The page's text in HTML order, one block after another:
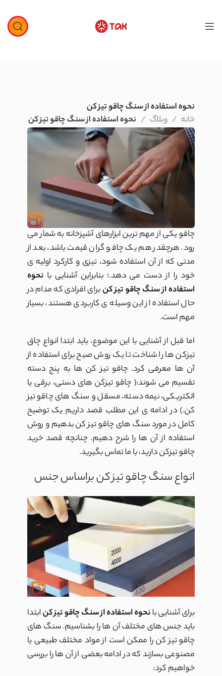
نحوه استفاده از سنگ چاقو تیز کن
خانه
وبلاگ نحوه استفاده از سنگ چاقو تیز کن
چاقو یکی از مهم ترین ابزارهای آشپزخانه به شمار می
رود. هرچقدر هم یک چاقو گران قیمت باشد، بعد از
مدتی که از آن استفاده شود، تیزی و کارکرد اولیه ی
خود را از دست می دهد.؛ بنابراین آشنایی با نحوه
استفاده از سنگ چاقو تیز کنبرای افرادی که مدام در
حال استفاده از این وسیله ی کاربردی هستند، بسیار
مهم است.
اما قبل از آشنایی با این موضوع، باید ابتدا انواع چاق
تیزکن ها را شناخت تا یک روش صیح برای استفاده از
آن ها معرفی کرد. چاقو تیز کن ها به پنج دسته
تقسیم می شوند:( چاقو تیزکن های دستی، برقی یا
الکتریکی، نیمه دسته، مسقل و سنگ های چاقو تیز
کن.) در ادامه ی این مطلب قصد داریم یک توضیح
کامل در مورد سنگ های چاقو تیز کن بدهیم و روش
استفاده از آن ها را شرح دهیم. چنانچه قصد خرید
چاقو تیزکندارید، با ما تماس بگیرید.
انواع سنگ چاقو تیز کن براساس جنس
برای آشنایی بانحوه استفاده از سنگ چاقو تیز کنابتدا
باید جنس های مختلف آن ها را بشناسیم. سنگ های
چاقو تیز کن را ممکن است از مواد مختلف طبیعی یا
مصنوعی بسازند که در ادامه بعضی از آن ها را بررسی
خواهیم کرد: